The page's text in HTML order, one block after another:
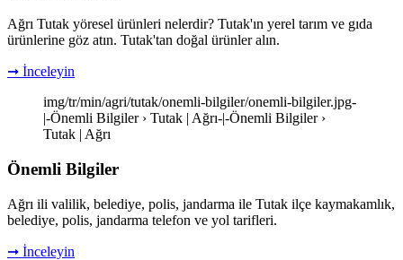
Ağrı Tutak yöresel ürünleri nelerdir? Tutak'ın yerel tarım ve gıda
ürünlerine göz atın. Tutak'tan doğal ürünler alın.
➞ İnceleyin
img/tr/min/agri/tutak/onemli-bilgiler/onemli-bilgiler.jpg-
|-Önemli Bilgiler › Tutak | Ağrı-|-Önemli Bilgiler ›
Tutak | Ağrı
Önemli Bilgiler
Ağrı ili valilik, belediye, polis, jandarma ile Tutak ilçe kaymakamlık,
belediye, polis, jandarma telefon ve yol tarifleri.
➞ İnceleyin